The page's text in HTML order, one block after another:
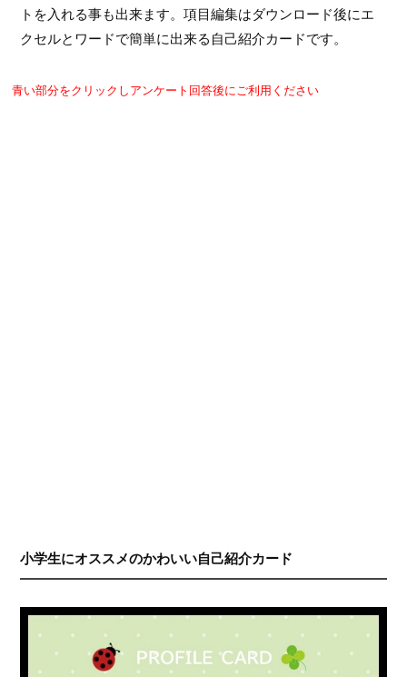
トを入れる事も出来ます。項目編集はダウンロード後にエ
クセルとワードで簡単に出来る自己紹介カードです。
青い部分をクリックしアンケート回答後にご利用ください
小学生にオススメのかわいい自己紹介カード